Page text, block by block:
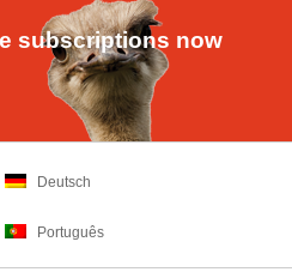
subscriptions now
Deutsch
Português